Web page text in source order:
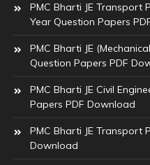
PMC Bharti JE Transport
Year Question Papers
PMC Bharti JE
Question Papers PDF
PMC Bharti JE Civil
Papers PDF Download
PMC Bharti JE Transport
Download